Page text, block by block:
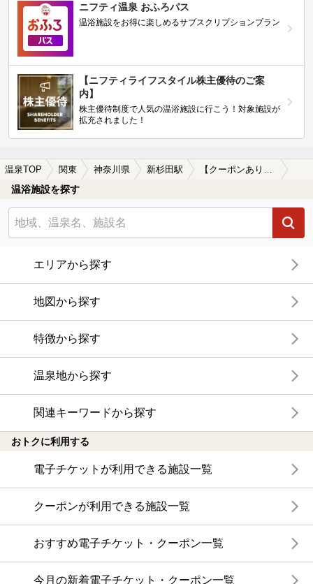
ニフティ温泉 おふろパス
温浴施設をお得に楽しめるサブスクリプションプラン
【ニフティライフスタイル株主優待のご案
内】
株主優待制度で人気の温浴施設に行こう！対象施設が
拡充されました！
温泉TOP 関東 神奈川県 新杉田駅
温浴施設を探す
エリアから探す
地図から探す
特徴から探す
温泉地から探す
関連キーワードから探す
おトクに利用する
電子チケットが利用できる施設一覧
クーポンが利用できる施設一覧
おすすめ電子チケット・クーポン一覧
今月の新着電子チケット・クーポン一覧